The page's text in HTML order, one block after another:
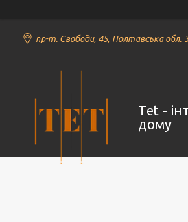
пр-т. Свободи, 45, Полтавська обл.
Tet -
дому